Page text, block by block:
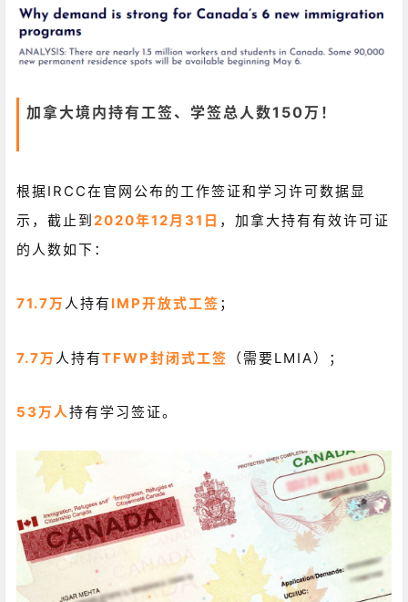
加拿大境内持有工签、学签总人数150万！
根据IRCC在官网公布的工作签证和学习许可数据显
示，截止到 2020年12月31日 ，加拿大持有有效许可证
的人数如下：
71.7万人持有 IMP开放式工签 ；
7.7万 人持有TFWP封闭式工签 （需要LMIA）；
53万人持有学习签证。